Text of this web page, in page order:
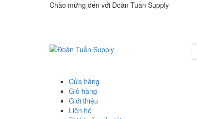
Chào mừng đến với Đoàn Tuấn Supply
Cửa hàng
Giỏ hàng
Giới thiệu
Liên hệ